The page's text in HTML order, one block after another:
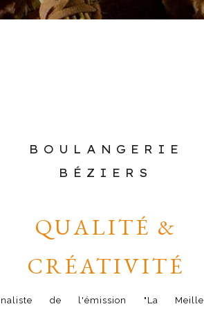
BOULANGERIE
BÉZIERS
QUALITÉ &
CRÉATIVITÉ
de l'émission "La